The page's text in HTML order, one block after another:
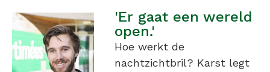
'Er gaat een wereld
open.'
Hoe werkt de
nachtzichtbril? Karst legt